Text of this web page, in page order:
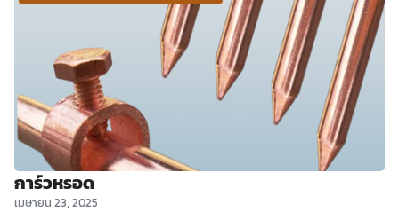
การ์วหรอด
เมษายน 23, 2025